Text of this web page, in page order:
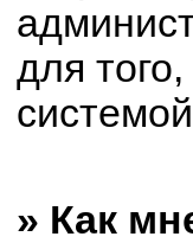
для
» Как